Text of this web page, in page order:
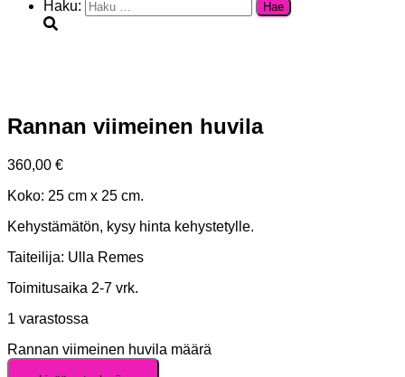
Haku:
Rannan viimeinen huvila
360,00 €
Koko: 25 cm x 25 cm.
Kehystämätön, kysy hinta kehystetylle.
Taiteilija: Ulla Remes
Toimitusaika 2-7 vrk.
1 varastossa
Rannan viimeinen huvila määrä